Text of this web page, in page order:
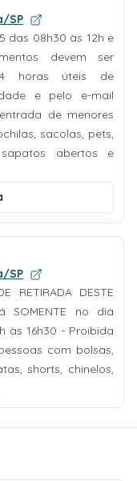
SP
das 08h30 às 12h e
devem ser
horas úteis de
e pelo e-mail
de menores
sacolas, pets,
abertos e
SP
RETIRADA DESTE
SOMENTE no dia
às 16h30 - Proibida
com bolsas,
shorts, chinelos,